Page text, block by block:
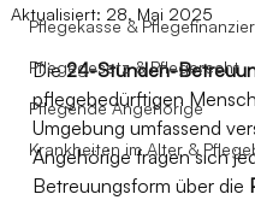
Pflegekasse &
Pflegegesetz & Pflegerecht
Pflegende Angehörige
Krankheiten im Alter &
Aktualisiert: 28. Mai 2025
Die 24-Stunden-
pflegebedürftigen
Umgebung umfassend
Angehörige fragen sich
Betreuungsform über die